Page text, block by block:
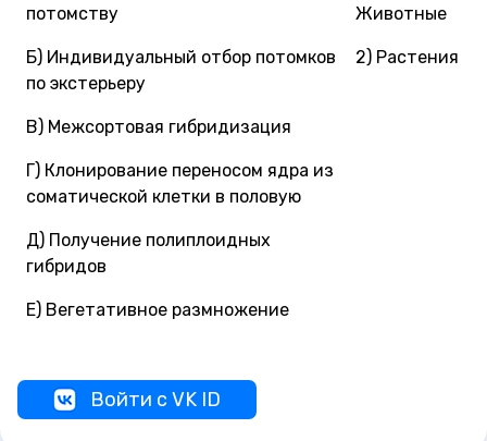
потомству
Б) Индивидуальный отбор потомков
по экстерьеру
В) Межсортовая гибридизация
Г) Клонирование переносом ядра из
соматической клетки в половую
Д) Получение полиплоидных
гибридов
Е) Вегетативное размножение
Животные
2) Растения
Войти с VK ID